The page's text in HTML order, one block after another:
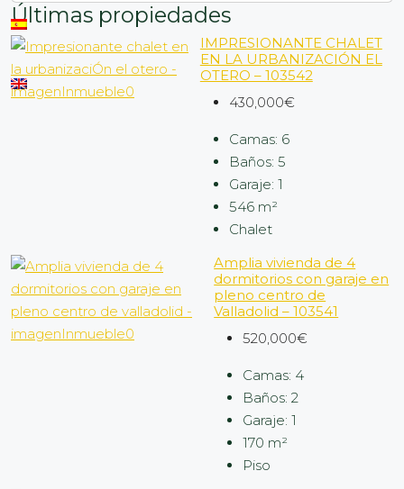
Últimas propiedades
IMPRESIONANTE CHALET
EN LA URBANIZACIÓN EL
OTERO – 103542
430,000€
Camas: 6
Baños: 5
Garaje: 1
546 m²
Chalet
Amplia vivienda de 4
dormitorios con garaje en
pleno centro de
Valladolid – 103541
520,000€
Camas: 4
Baños: 2
Garaje: 1
170 m²
Piso